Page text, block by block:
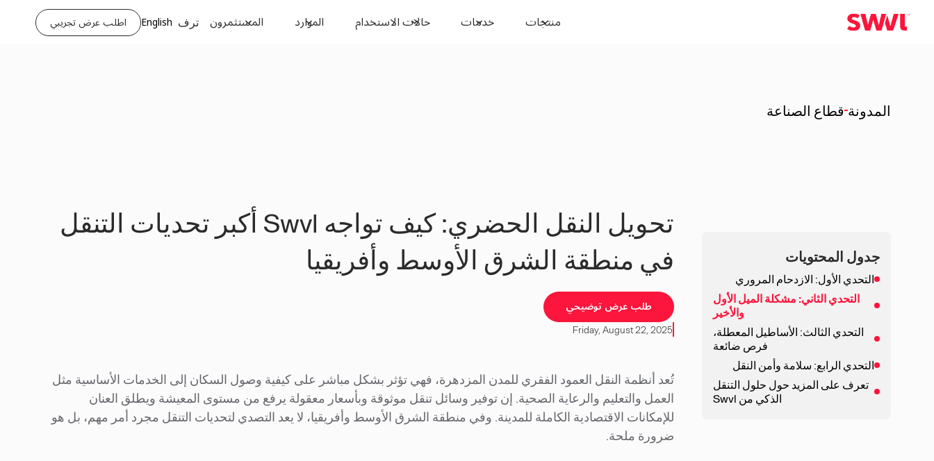
منتجات خدمات حالات الاستخدام الموارد المستثمرون ترف English اطلب عرض تجريبي
المدونة قطاع الصناعة
جدول المحتويات
التحدي الأول: الازدحام المروري
التحدي الثاني: مشكلة الميل الأول
والأخير
التحدي الثالث: الأساطيل المعطلة،
فرص ضائعة
التحدي الرابع: سلامة وأمن النقل
تعرف على المزيد حول حلول التنقل
الذكي من Swvl
تحويل النقل الحضري: كيف تواجه Swvl أكبر تحديات التنقل
في منطقة الشرق الأوسط وأفريقيا
طلب عرض توضيحي
Friday, August 22, 2025
تُعد أنظمة النقل العمود الفقري للمدن المزدهرة، فهي تؤثر بشكل مباشر على كيفية وصول السكان إلى الخدمات الأساسية مثل
العمل والتعليم والرعاية الصحية. إن توفير وسائل تنقل موثوقة وبأسعار معقولة يرفع من مستوى المعيشة ويطلق العنان
للإمكانات الاقتصادية الكاملة للمدينة. وفي منطقة الشرق الأوسط وأفريقيا، لا يعد التصدي لتحديات التنقل مجرد أمر مهم، بل هو
ضرورة ملحة.